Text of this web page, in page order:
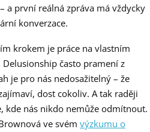
a první reálná zpráva má vždycky
konverzace.
krokem je práce na vlastním
často pramení z
je pro nás nedosažitelný – že
dost cokoliv. A tak raději
kde nás nikdo nemůže odmítnout.
ve svém výzkumu o